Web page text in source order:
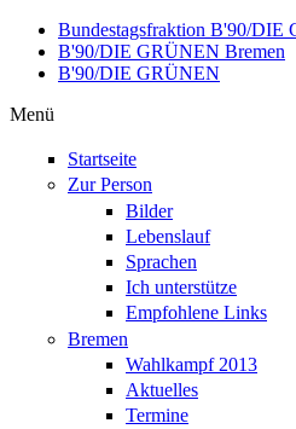
Direkt zum Inhalt
Bundestagsfraktion B'90/DIE
B'90/DIE GRÜNEN Bremen
B'90/DIE GRÜNEN
Menü
Startseite
Zur Person
Bilder
Lebenslauf
Sprachen
Ich unterstütze
Empfohlene Links
Bremen
Wahlkampf 2013
Aktuelles
Termine